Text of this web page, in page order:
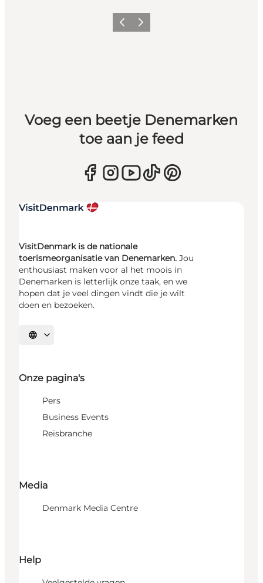
Vorige Volgende
Voeg een beetje Denemarken
toe aan je feed
VisitDenmark is de nationale
toerismeorganisatie van Denemarken. Jou
enthousiast maken voor al het moois in
Denemarken is letterlijk onze taak, en we
hopen dat je veel dingen vindt die je wilt
doen en bezoeken.
Selecteer taal
Onze pagina's
Pers
Business Events
Reisbranche
Media
Denmark Media Centre
Help